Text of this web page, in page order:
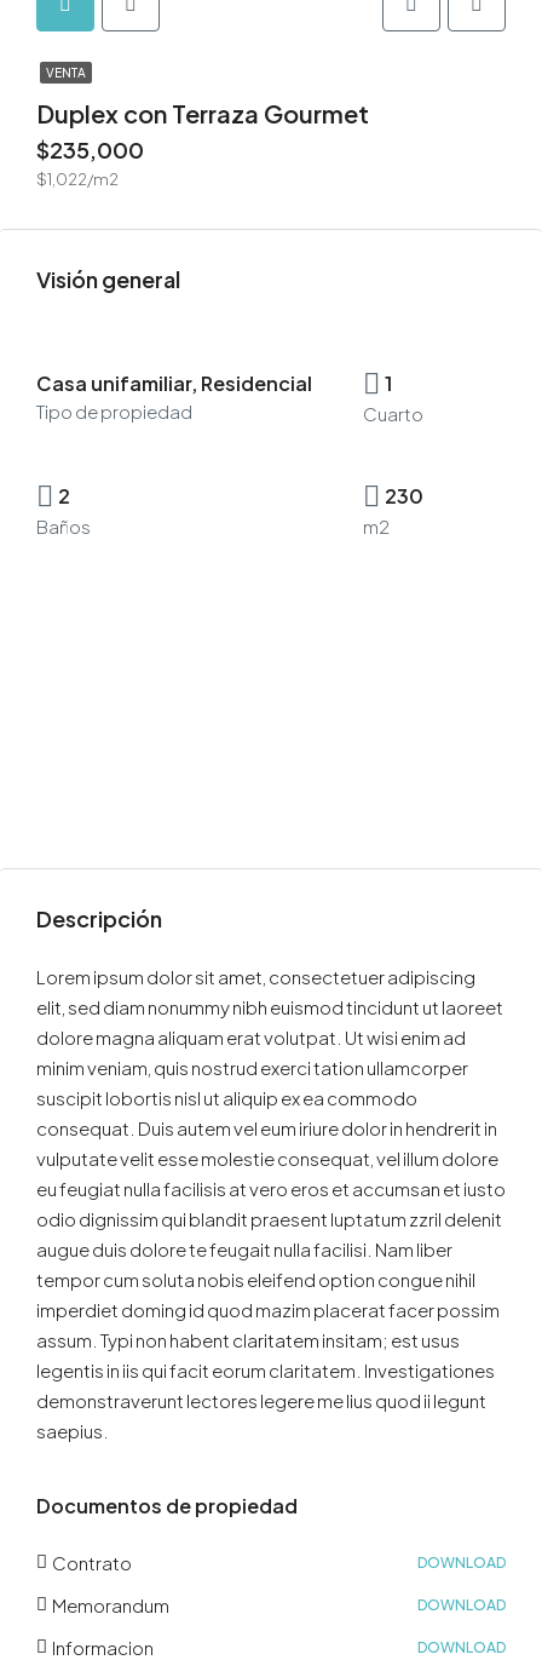
VENTA
Duplex con Terraza Gourmet
$235,000
$1,022/m2
Visión general
Casa unifamiliar, Residencial
Tipo de propiedad
1
Cuarto
2
Baños
230
m2
Descripción
Lorem ipsum dolor sit amet, consectetuer adipiscing
elit, sed diam nonummy nibh euismod tincidunt ut laoreet
dolore magna aliquam erat volutpat. Ut wisi enim ad
minim veniam, quis nostrud exerci tation ullamcorper
suscipit lobortis nisl ut aliquip ex ea commodo
consequat. Duis autem vel eum iriure dolor in hendrerit in
vulputate velit esse molestie consequat, vel illum dolore
eu feugiat nulla facilisis at vero eros et accumsan et iusto
odio dignissim qui blandit praesent luptatum zzril delenit
augue duis dolore te feugait nulla facilisi. Nam liber
tempor cum soluta nobis eleifend option congue nihil
imperdiet doming id quod mazim placerat facer possim
assum. Typi non habent claritatem insitam; est usus
legentis in iis qui facit eorum claritatem. Investigationes
demonstraverunt lectores legere me lius quod ii legunt
saepius.
Documentos de propiedad
Contrato DOWNLOAD
Memorandum DOWNLOAD
Informacion DOWNLOAD